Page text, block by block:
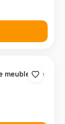
meubles de